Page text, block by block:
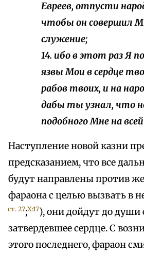
Евреев, отпусти
чтобы он совершил
служение;
14. ибо в этот раз Я
язвы Мои в сердце
рабов твоих, и на
дабы ты узнал, что
подобного Мне на
Наступление новой казни
предсказанием, что все
будут направлены против
фараона с целью вызвать в
ст. 27;X:17), они дойдут до души
затвердевшее сердце. С
этого последнего, фараон